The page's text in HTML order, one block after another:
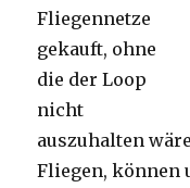
Fliegennetze
gekauft, ohne
die der Loop
nicht
auszuhalten
Fliegen, können